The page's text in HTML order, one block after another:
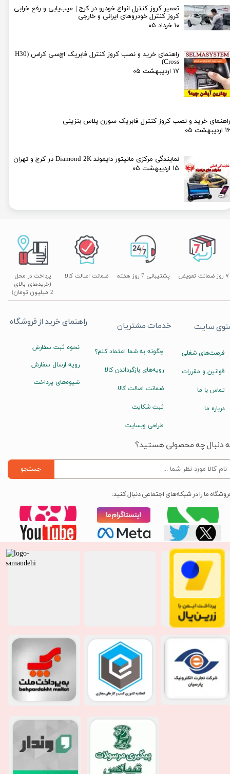
تعمیر کروز کنترل انواع خودرو در کرج | عیب‌یابی و رفع خرابی
کروز کنترل خودروهای ایرانی و خارجی
۱۰ خرداد ۰۵
راهنمای خرید و نصب کروز کنترل فابریک اچ‌سی کراس (H30
Cross)
۱۷ اردیبهشت ۰۵
راهنمای خرید و نصب کروز کنترل فابریک سورن پلاس بنزینی
۱۶ اردیبهشت ۰۵
نمایندگی مرکزی مانیتور دایموند Diamond 2K در کرج و تهران
۱۵ اردیبهشت ۰۵
پشتیبانی 7 روز هفته
پرداخت در محل
(خریدهای بالای
2 میلیون تومان)
۷ روز ضمانت تعویض ضمانت اصالت کالا
راهنمای خرید از فروشگاه
نحوه ثبت سفارش
رویه ارسال سفارش
شیوه‌های پرداخت
خدمات مشتریان
چگونه به شما اعتماد کنم؟
رویه‌های بازگرداندن کالا
ضمانت اصالت کالا
ثبت شکایت
طراحی وبسایت
سایت
فرصت‌های شغلی
قوانین و مقررات
تماس با ما
درباره ما
دنبال چه محصولی هستید؟
جستجو
ما را در شبکه‌های اجتماعی دنبال کنید: